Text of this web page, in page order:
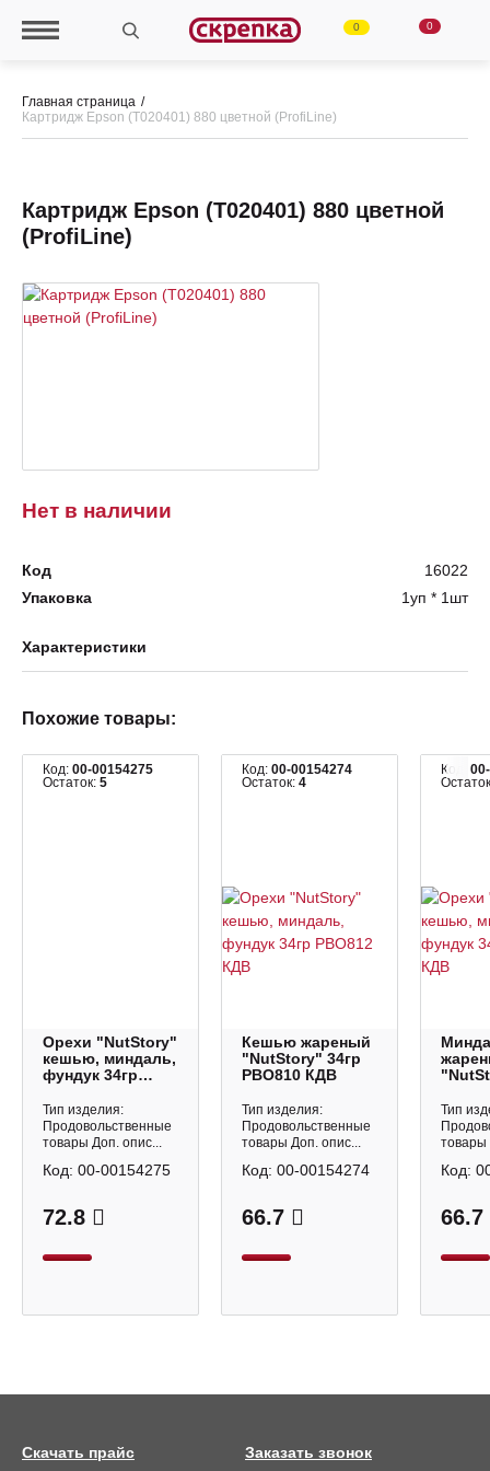
0 0
Главная страница
Картридж Epson (Т020401) 880 цветной (ProfiLine)
Нет в наличии
Картридж Epson (Т020401) 880 цветной
(ProfiLine)
Код
16022
Упаковка
1уп * 1шт
Характеристики
Похожие товары:
Код: 00-00154275
Остаток: 5
Орехи "NutStory"
кешью, миндаль,
фундук 34гр
Тип изделия:
Продовольственные
товары Доп. опис...
72.8
Код: 00-00154275
Код: 00-00154274
Остаток: 4
Кешью жареный
"NutStory" 34гр
РВО810 КДВ
Тип изделия:
Продовольственные
товары Доп. опис...
66.7
Код: 00-00154274
Код:
Тип
товары
66.7
Код:
Заказать звонок
Скачать прайс